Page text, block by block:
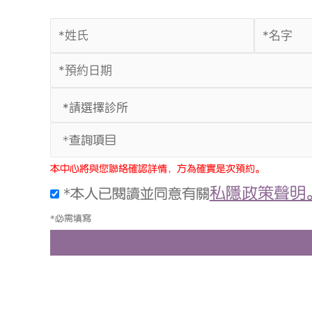
*查詢項目
本中心將與您聯絡確認詳情，方為確實是次預約。
*本人已閱讀並同意有關私隱政策聲明
*必需填寫